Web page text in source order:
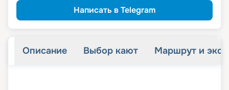
Написать в Telegram
Описание Выбор кают Маршрут и